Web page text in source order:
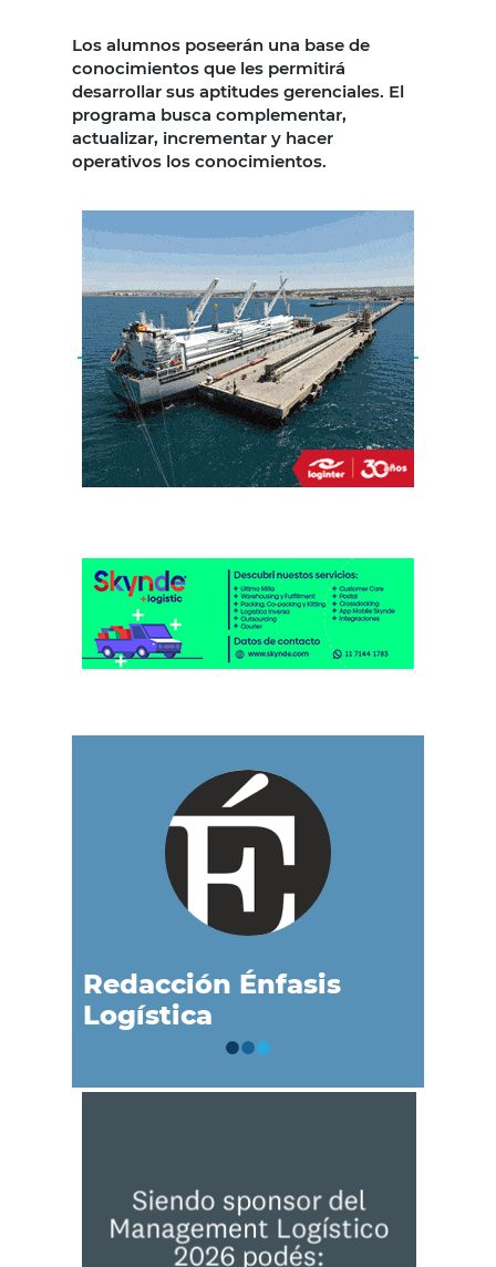
Los alumnos poseerán una base de
conocimientos que les permitirá
desarrollar sus aptitudes gerenciales. El
programa busca complementar,
actualizar, incrementar y hacer
operativos los conocimientos.
Redacción Énfasis
Logística